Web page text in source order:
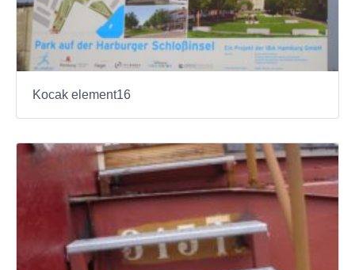
Kocak element16